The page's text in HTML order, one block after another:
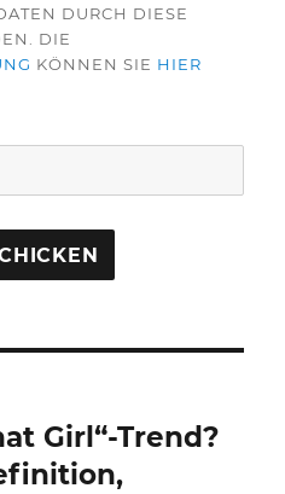
DURCH DIESE
DIE
KÖNNEN SIE HIER
Girl“-Trend?